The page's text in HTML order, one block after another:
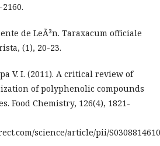
de LeÃ³n. Taraxacum officiale
(1), 20-23.
V. I. (2011). A critical review of
of polyphenolic compounds
Food Chemistry, 126(4), 1821-
science/article/pii/